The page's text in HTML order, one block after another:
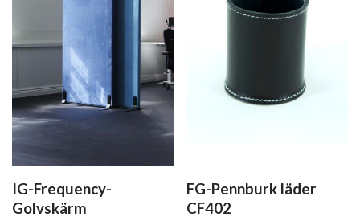
IG-Frequency-
Golvskärm
FG-Pennburk läder
CF402